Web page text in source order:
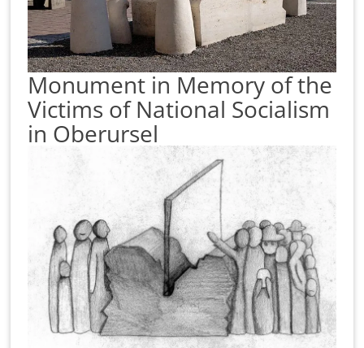
Monument in Memory of the
Victims of National Socialism
in Oberursel